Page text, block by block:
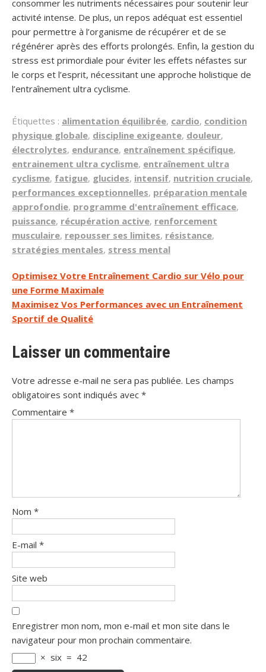
consommer les nutriments nécessaires pour soutenir leur
activité intense. De plus, un repos adéquat est essentiel
pour permettre à l’organisme de récupérer et de se
régénérer après des efforts prolongés. Enfin, la gestion du
stress est primordiale pour éviter les effets néfastes sur
le corps et l’esprit, nécessitant une approche holistique de
l’entraînement ultra cyclisme.
Étiquettes : alimentation équilibrée, cardio, condition
physique globale, discipline exigeante, douleur,
électrolytes, endurance, entraînement spécifique,
entrainement ultra cyclisme, entraînement ultra
cyclisme, fatigue, glucides, intensif, nutrition cruciale,
performances exceptionnelles, préparation mentale
approfondie, programme d'entraînement efficace,
puissance, récupération active, renforcement
musculaire, repousser ses limites, résistance,
stratégies mentales, stress mental
Navigation
de
l’article
Optimisez Votre Entraînement Cardio sur Vélo pour
une Forme Maximale
Maximisez Vos Performances avec un Entraînement
Sportif de Qualité
Laisser un commentaire
Votre adresse e-mail ne sera pas publiée. Les champs
obligatoires sont indiqués avec *
Commentaire *
Nom *
E-mail *
Site web
Enregistrer mon nom, mon e-mail et mon site dans le
navigateur pour mon prochain commentaire.
× six = 42